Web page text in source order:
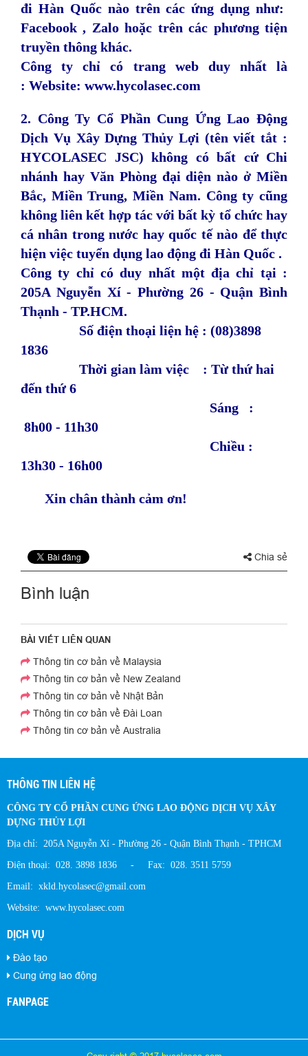
đi Hàn Quốc nào trên các ứng dụng như:
Facebook , Zalo hoặc trên các phương tiện
truyền thông khác.
Công ty chỉ có trang web duy nhất là
: Website: www.hycolasec.com
2. Công Ty Cổ Phần Cung Ứng Lao Động
Dịch Vụ Xây Dựng Thủy Lợi (tên viết tắt :
HYCOLASEC JSC) không có bất cứ Chi
nhánh hay Văn Phòng đại diện nào ở Miền
Bắc, Miền Trung, Miền Nam. Công ty cũng
không liên kết hợp tác với bất kỳ tổ chức hay
cá nhân trong nước hay quốc tế nào để thực
hiện việc tuyển dụng lao động đi Hàn Quốc .
Công ty chỉ có duy nhất một địa chỉ tại :
205A Nguyễn Xí - Phường 26 - Quận Bình
Thạnh - TP.HCM.
Số điện thoại liện hệ : (08)3898
1836
Thời gian làm việc : Từ thứ hai
đến thứ 6
Sáng :
8h00 - 11h30
Chiều :
13h30 - 16h00
Xin chân thành cảm ơn!
Chia sẻ
Bình luận
BÀI VIẾT LIÊN QUAN
Thông tin cơ bản về Malaysia
Thông tin cơ bản về New Zealand
Thông tin cơ bản về Nhật Bản
Thông tin cơ bản về Đài Loan
Thông tin cơ bản về Australia
THÔNG TIN LIÊN HỆ
CÔNG TY CỔ PHẦN CUNG ỨNG LAO ĐỘNG DỊCH VỤ XÂY
DỰNG THỦY LỢI
Địa chỉ: 205A Nguyễn Xí - Phường 26 - Quận Bình Thạnh - TPHCM
Điện thoại: 028. 3898 1836 - Fax: 028. 3511 5759
Email: xkld.hycolasec@gmail.com
Website: www.hycolasec.com
DỊCH VỤ
Đào tạo
Cung ứng lao động
FANPAGE